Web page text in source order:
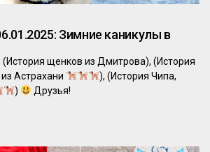
Зимние каникулы в
(История щенков из Дмитрова), (История
Астрахани
), (История Чипа,
) Друзья!